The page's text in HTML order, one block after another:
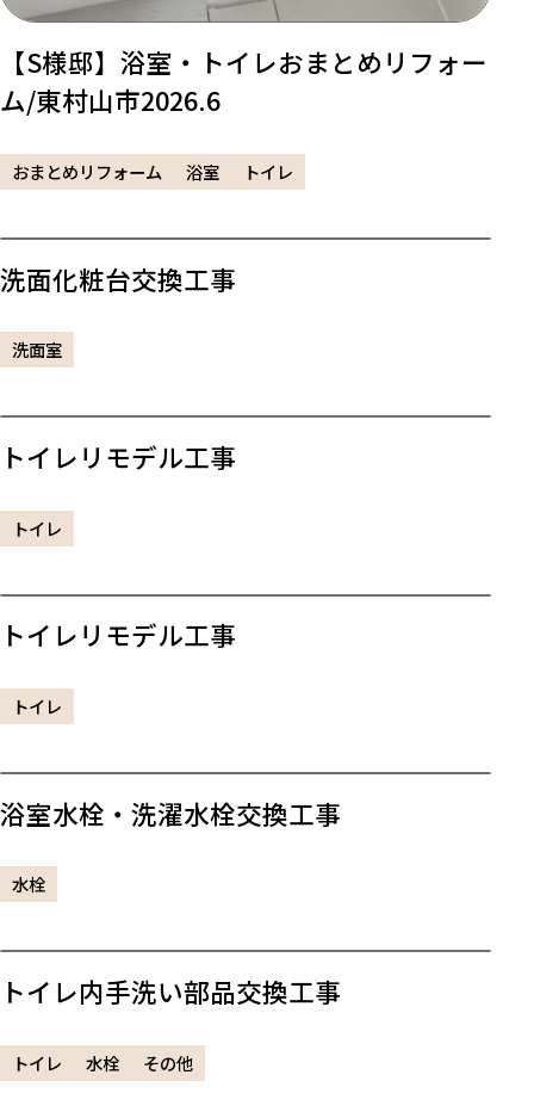
【S様邸】浴室・トイレおまとめリフォー
ム/東村山市2026.6
おまとめリフォーム 浴室 トイレ
洗面化粧台交換工事
洗面室
トイレリモデル工事
トイレ
トイレリモデル工事
トイレ
浴室水栓・洗濯水栓交換工事
水栓
トイレ内手洗い部品交換工事
トイレ 水栓 その他